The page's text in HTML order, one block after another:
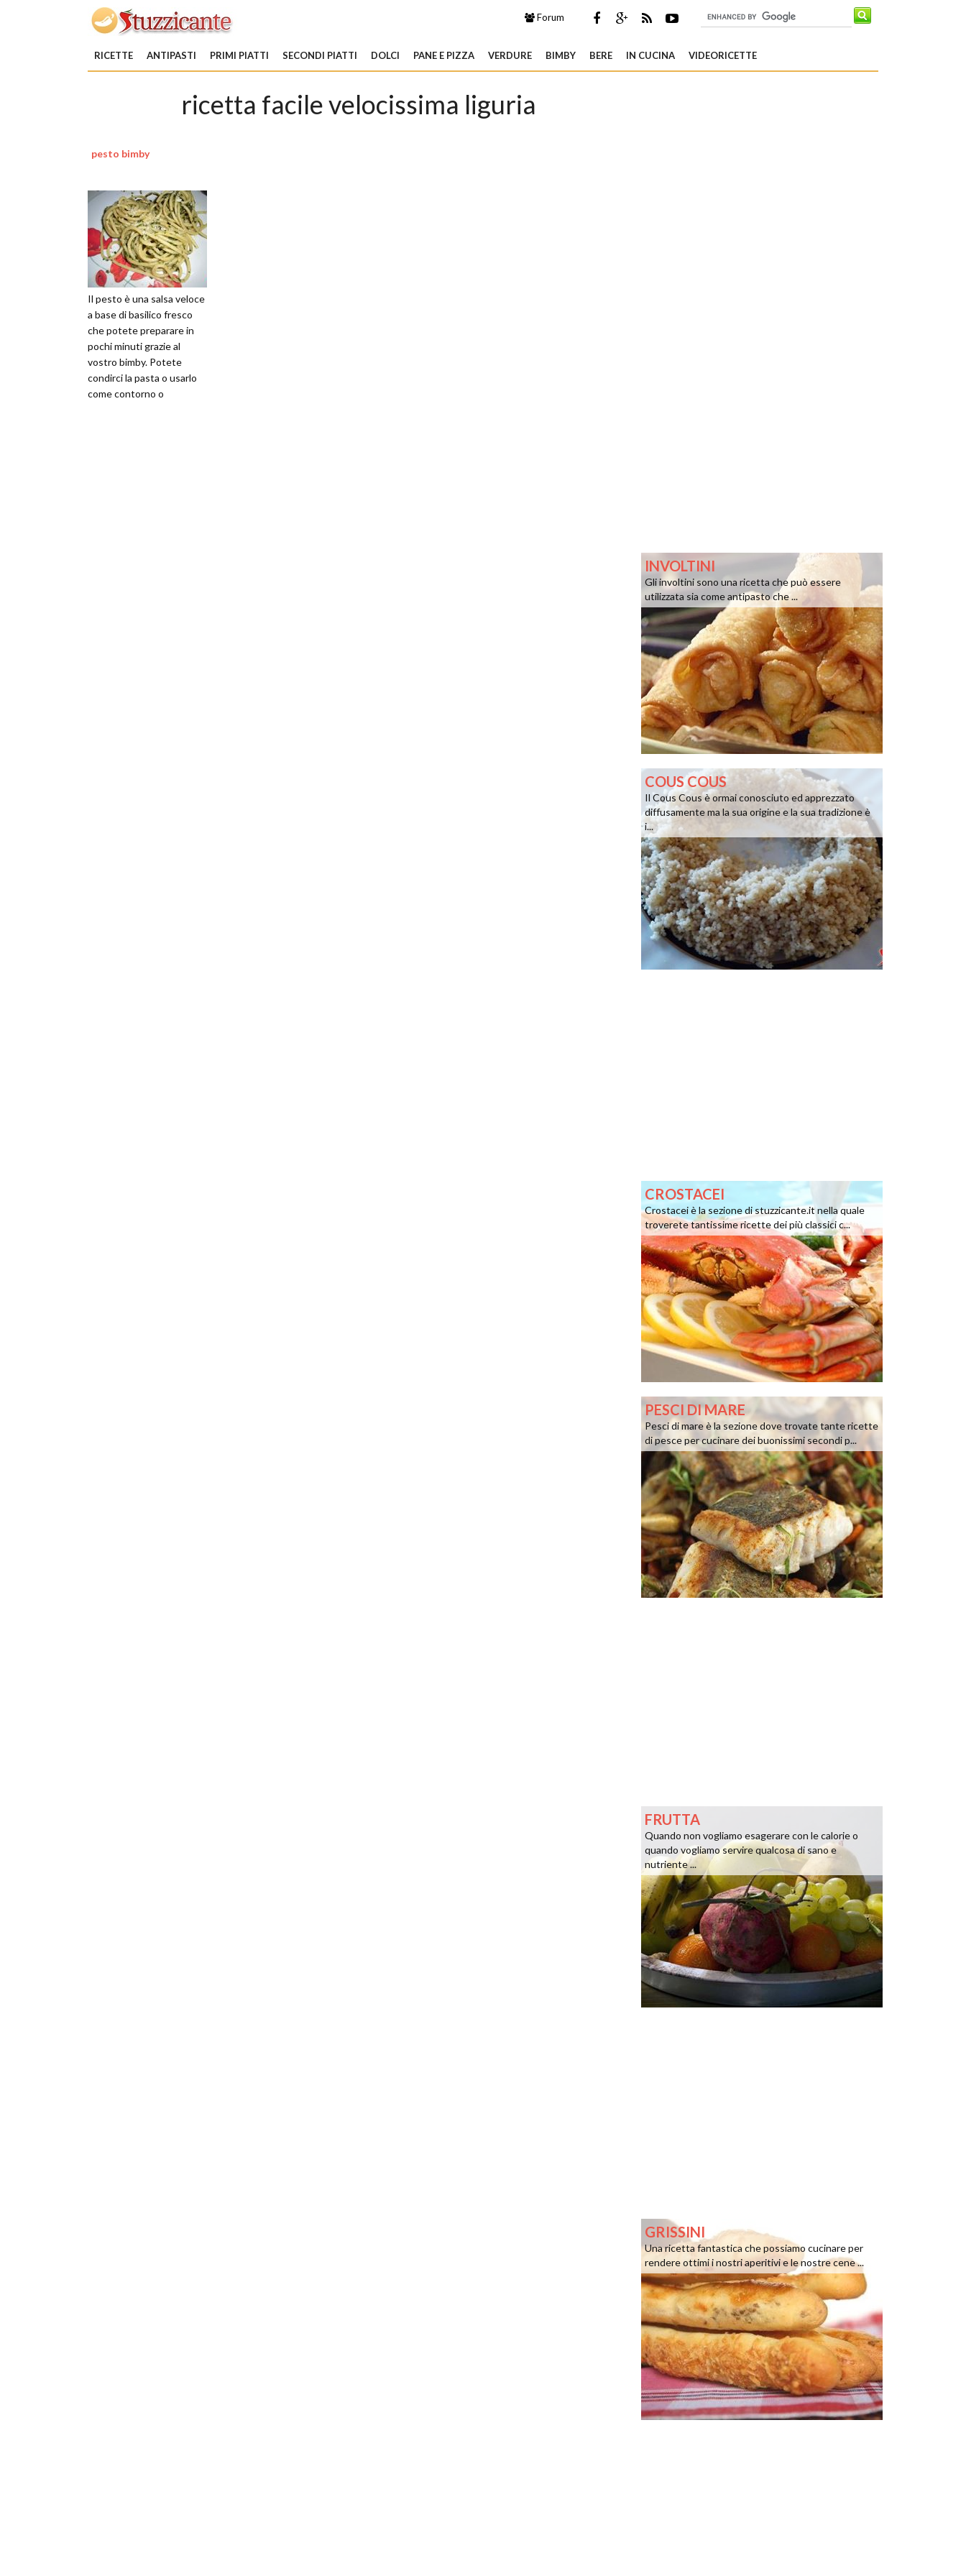
Forum
RICETTE ANTIPASTI PRIMI PIATTI SECONDI PIATTI DOLCI PANE E PIZZA VERDURE BIMBY BERE IN CUCINA VIDEORICETTE
ricetta facile velocissima liguria
pesto bimby
Il pesto è una salsa veloce
a base di basilico fresco
che potete preparare in
pochi minuti grazie al
vostro bimby. Potete
condirci la pasta o usarlo
come contorno o
INVOLTINI
Gli involtini sono una ricetta che può essere
utilizzata sia come antipasto che ...
COUS COUS
Il Cous Cous è ormai conosciuto ed apprezzato
diffusamente ma la sua origine e la sua tradizione è
i...
CROSTACEI
Crostacei è la sezione di stuzzicante.it nella quale
troverete tantissime ricette dei più classici c...
PESCI DI MARE
Pesci di mare è la sezione dove trovate tante ricette
di pesce per cucinare dei buonissimi secondi p...
FRUTTA
Quando non vogliamo esagerare con le calorie o
quando vogliamo servire qualcosa di sano e
nutriente ...
GRISSINI
Una ricetta fantastica che possiamo cucinare per
rendere ottimi i nostri aperitivi e le nostre cene ...